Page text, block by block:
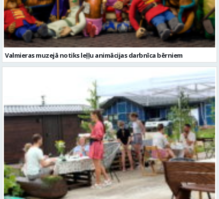
Valmieras muzejā notiks leļļu animācijas darbnīca bērniem